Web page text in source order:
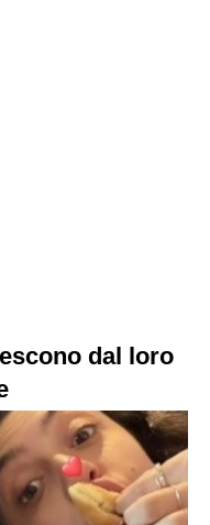
dal loro